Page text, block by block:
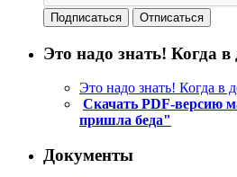
Это надо знать! Когда
Это надо знать! Когда в
Скачать PDF-версию
пришла беда"
Документы